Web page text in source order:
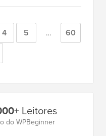
Página
4 Página
5
Páginas
intermediárias
… Página
60
Leitores
do WPBeginner